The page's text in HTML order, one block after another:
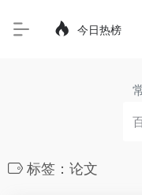
今日热榜
标签：论文